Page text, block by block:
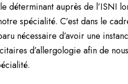
déterminant auprès de l’ISNI
spécialité. C’est dans le
nécessaire d’avoir une
d’allergologie afin de